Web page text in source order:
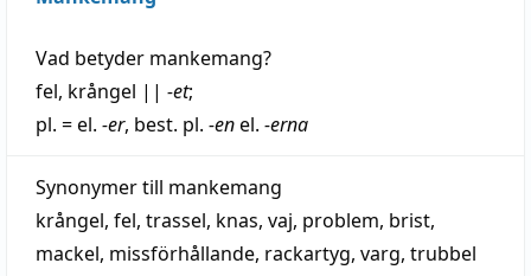
Vad betyder mankemang?
fel, krångel || -et;
pl. = el. -er, best. pl. -enel. -erna
Synonymer till mankemang
krångel, fel, trassel, knas, vaj, problem, brist,
mackel, missförhållande, rackartyg, varg, trubbel